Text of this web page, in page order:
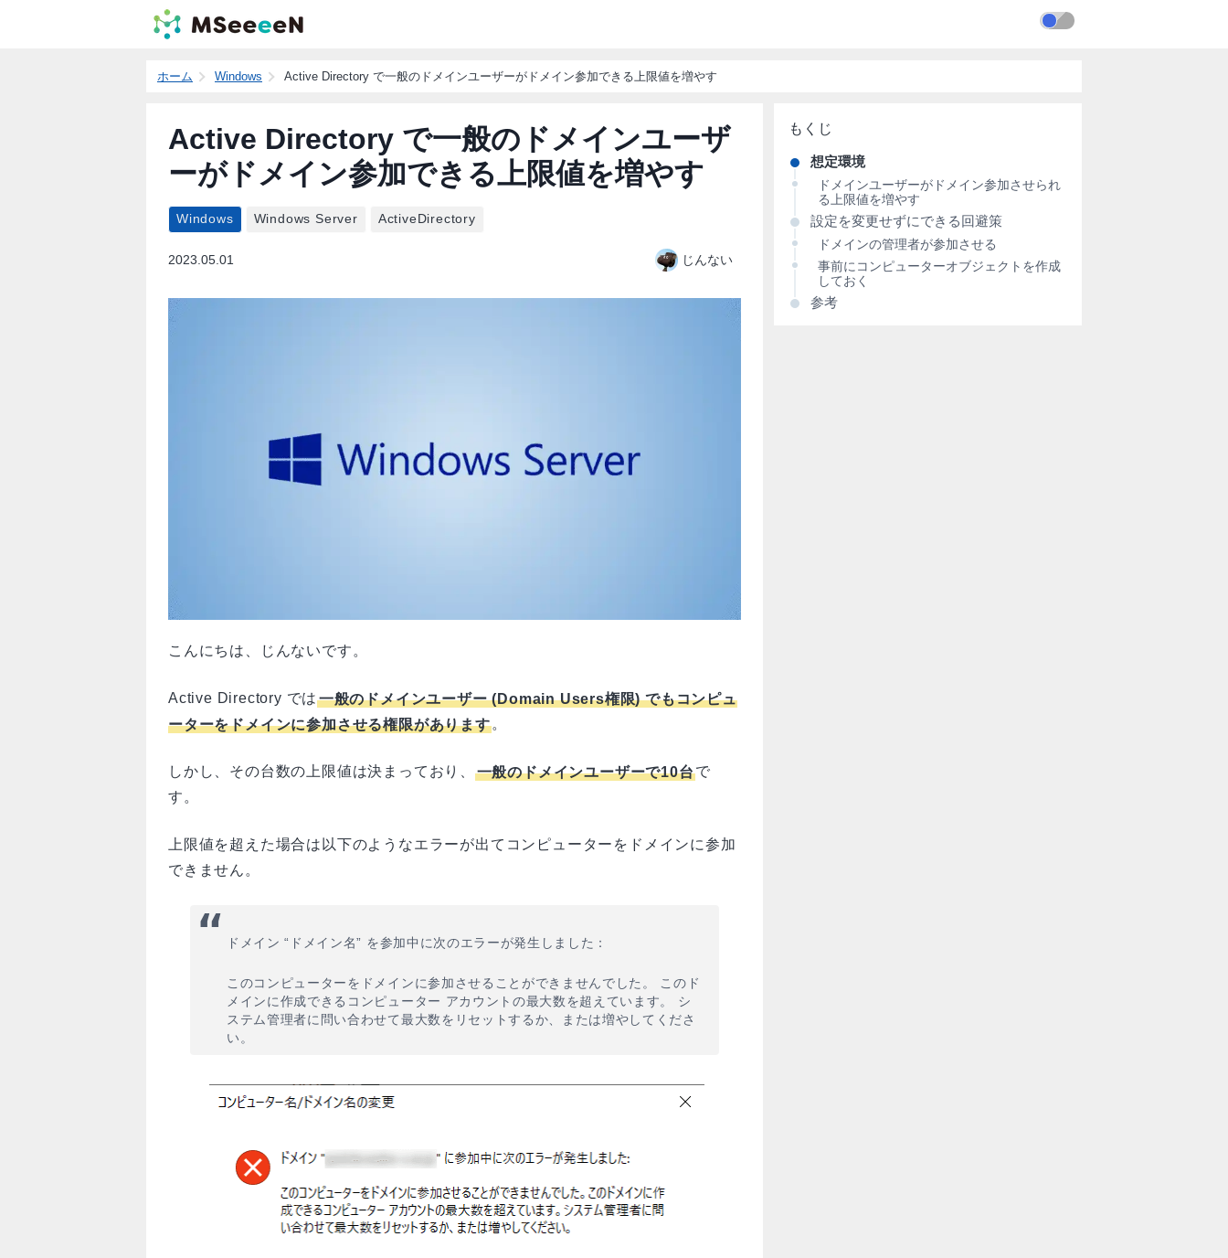
ホーム Windows Active Directory で一般のドメインユーザーがドメイン参加できる上限値を増やす
Active Directory で一般のドメインユーザ
ーがドメイン参加できる上限値を増やす
Windows Windows Server ActiveDirectory
2023.05.01 じんない
こんにちは、じんないです。
Active Directory では一般のドメインユーザー (Domain Users権限) でもコンピュ
ーターをドメインに参加させる権限があります。
しかし、その台数の上限値は決まっており、 一般のドメインユーザーで10台で
す。
上限値を超えた場合は以下のようなエラーが出てコンピューターをドメインに参加
できません。
ドメイン “ドメイン名” を参加中に次のエラーが発生しました：
このコンピューターをドメインに参加させることができませんでした。 このド
メインに作成できるコンピューター アカウントの最大数を超えています。 シ
ステム管理者に問い合わせて最大数をリセットするか、または増やしてくださ
い。
想定環境
ドメインユーザーがドメイン参加させられ
る上限値を増やす
設定を変更せずにできる回避策
ドメインの管理者が参加させる
事前にコンピューターオブジェクトを作成
しておく
参考